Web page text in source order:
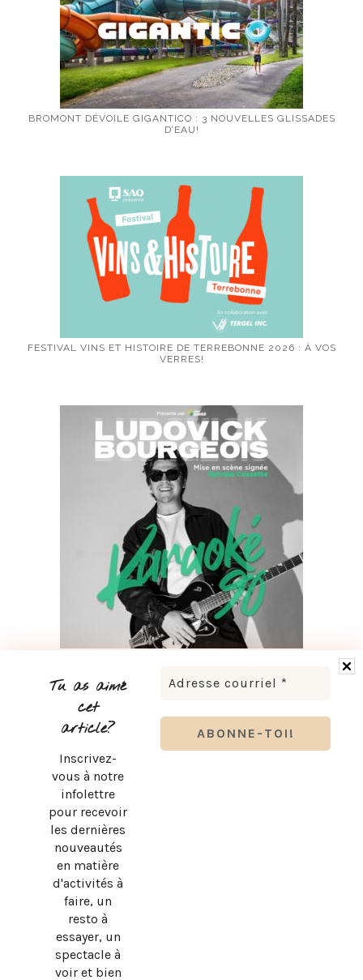
Tu as aimé
cet
article?
Inscrivez-
vous à notre
infolettre
pour recevoir
les dernières
nouveautés
en matière
d'activités à
faire, un
resto à
essayer, un
spectacle à
voir et bien
BROMONT DÉVOILE GIGANTICO : 3 NOUVELLES GLISSADES
D’EAU!
FESTIVAL VINS ET HISTOIRE DE TERREBONNE 2026 : À VOS
VERRES!
BRUNO PELLETIER 3 ET MOI : UN SPECTACLE À VOIR AU